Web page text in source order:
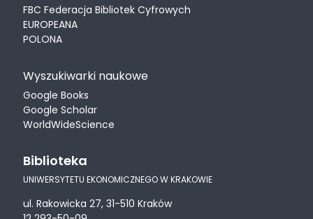
FBC Federacja Bibliotek Cyfrowych
EUROPEANA
POLONA
Wyszukiwarki naukowe
Google Books
Google Scholar
WorldWideScience
Biblioteka
UNIWERSYTETU EKONOMICZNEGO W KRAKOWIE
ul. Rakowicka 27, 31-510 Kraków